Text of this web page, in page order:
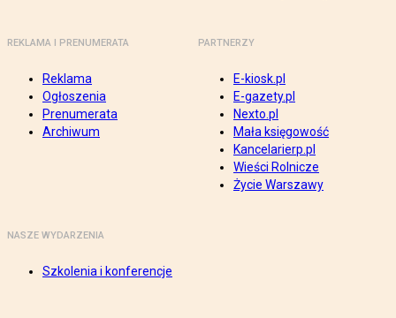
REKLAMA I PRENUMERATA
Reklama
Ogłoszenia
Prenumerata
Archiwum
PARTNERZY
E-kiosk.pl
E-gazety.pl
Nexto.pl
Mała księgowość
Kancelarierp.pl
Wieści Rolnicze
Życie Warszawy
NASZE WYDARZENIA
Szkolenia i konferencje